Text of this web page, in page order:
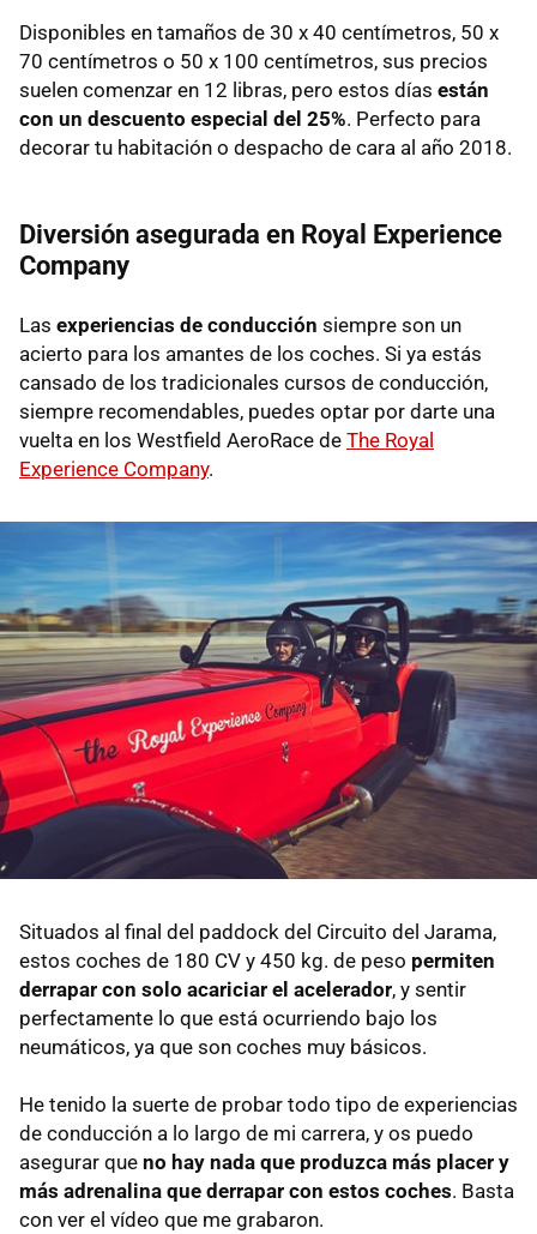
Disponibles en tamaños de 30 x 40 centímetros, 50 x
70 centímetros o 50 x 100 centímetros, sus precios
suelen comenzar en 12 libras, pero estos días están
con un descuento especial del 25%. Perfecto para
decorar tu habitación o despacho de cara al año 2018.
Diversión asegurada en Royal Experience
Company
Las experiencias de conducción siempre son un
acierto para los amantes de los coches. Si ya estás
cansado de los tradicionales cursos de conducción,
siempre recomendables, puedes optar por darte una
vuelta en los Westfield AeroRace de The Royal
Experience Company.
Situados al final del paddock del Circuito del Jarama,
estos coches de 180 CV y 450 kg. de peso permiten
derrapar con solo acariciar el acelerador, y sentir
perfectamente lo que está ocurriendo bajo los
neumáticos, ya que son coches muy básicos.
He tenido la suerte de probar todo tipo de experiencias
de conducción a lo largo de mi carrera, y os puedo
asegurar que no hay nada que produzca más placer y
más adrenalina que derrapar con estos coches. Basta
con ver el vídeo que me grabaron.